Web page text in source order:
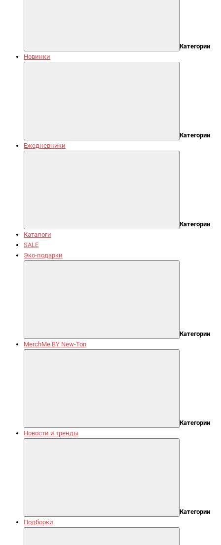
Категории
Новинки
Категории
Ежедневники
Категории
Каталоги
SALE
Эко-подарки
Категории
MerchMe BY New-Ton
Категории
Новости и тренды
Категории
Подборки